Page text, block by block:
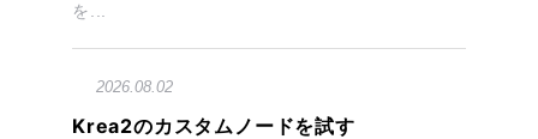
を...
2026.08.02
Krea2のカスタムノードを試す